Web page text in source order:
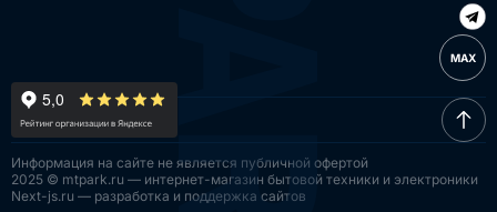
MAX
Информация на сайте не является публичной офертой
2025 © mtpark.ru — интернет-магазин бытовой техники и электроники
Next-js.ru — разработка и поддержка сайтов